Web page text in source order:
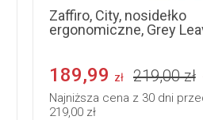
Zaffiro, City, nosidełko
ergonomiczne, Grey
189,99 zł 219,00 zł
Najniższa cena z 30 dni
219,00 zł